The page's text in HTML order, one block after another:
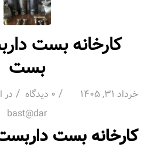
کارخانه بست
بست
خرداد 31, 1405 / 0 دیدگاه / در
bast@dar
کارخانه بست